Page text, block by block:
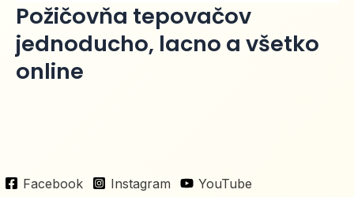
Požičovňa tepovačov
jednoducho, lacno a všetko
online
Facebook Instagram
YouTube